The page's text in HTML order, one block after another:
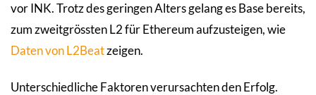
vor INK. Trotz des geringen Alters gelang es Base bereits,
zum zweitgrössten L2 für Ethereum aufzusteigen, wie
Daten von L2Beatzeigen.
Unterschiedliche Faktoren verursachten den Erfolg.